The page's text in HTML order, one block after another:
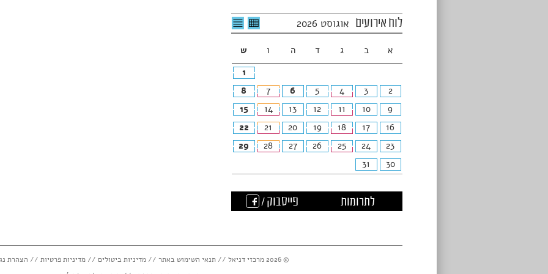
לוח אירועים אוגוסט 2026 לרשימת
האירועים
לצפיה
בטבלה
א ב ג ד ה ו
ש
1
2
3
4
5
6
7
8
9
10
11
12
13
14
15
16
17
18
19
20
21
22
23
24
25
26
27
28
29
30
31
לתרומות פייסבוק /
© 2026 מרכזי דניאל // תנאי השימוש באתר //מדיניות ביטולים //מדיניות פרטיות // הצהרת